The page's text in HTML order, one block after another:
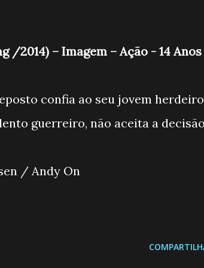
/2014) – Imagem – Ação - 14 Anos
confia ao seu jovem herdeiro
guerreiro, não aceita a
/ Andy On